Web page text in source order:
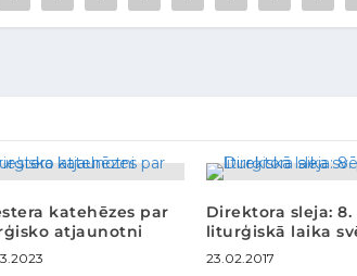
katehēzes par
atjaunotni
Direktora sleja: 8.
liturģiskā laika
23.02.2017